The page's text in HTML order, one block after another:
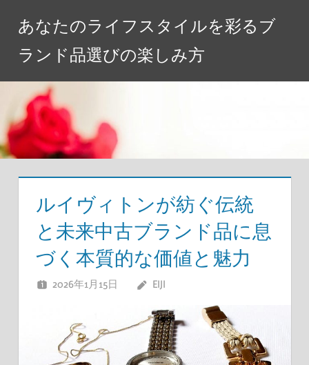
ス
キ
あなたのライフスタイルを彩るブ
ランド品選びの楽しみ方
ルイヴィトンが紡ぐ伝統
と未来中古ブランド品に息
づく本質的な価値と魅力
2026年1月15日 EIJI